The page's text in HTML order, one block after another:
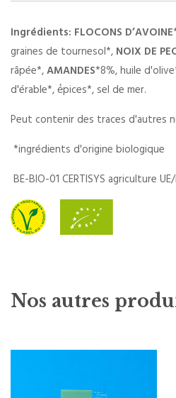
Ingrédients: FLOCONS D’AVOINE
graines de tournesol*, NOIX DE
râpée*,AMANDES*8%, huile
d'érable*, é́pices*, sel de mer.
Peut contenir des traces d'autres
*ingrédients d'origine biologique
BE-BIO-01 CERTISYS agriculture
Nos autres